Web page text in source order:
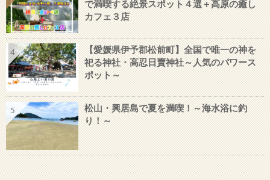
で満喫する絶景スポット４選＋高原の癒し
カフェ３店
4
【愛媛県伊予郡松前町】全国で唯一の神を
祀る神社・高忍日賣神社～人気のパワース
ポット～
5
松山・興居島で夏を満喫！～海水浴に釣
り！～